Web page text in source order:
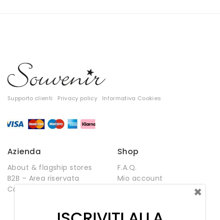
T-shirt
Top
Supporto clienti Privacy policy Informativa Cookies
Azienda
About & flagship stores
B2B – Area riservata
Contatti
Shop
F.A.Q.
Mio account
×